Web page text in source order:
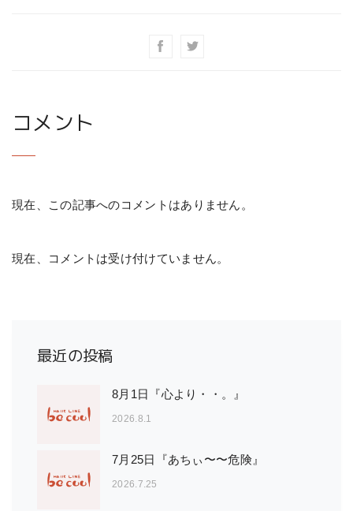
コメント
現在、この記事へのコメントはありません。
現在、コメントは受け付けていません。
最近の投稿
8月1日『心より・・。』
2026.8.1
7月25日『あちぃ〜〜危険』
2026.7.25